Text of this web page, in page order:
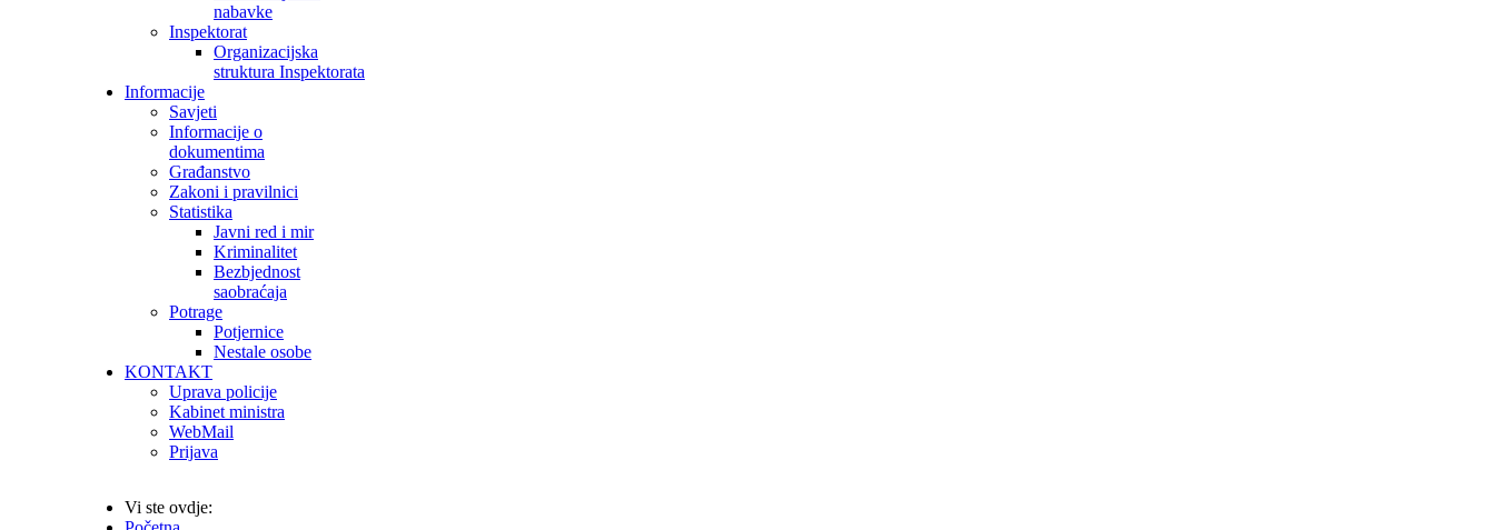
nabavke
Inspektorat
Organizacijska
struktura Inspektorata
Informacije
Savjeti
Informacije o
dokumentima
Građanstvo
Zakoni i pravilnici
Statistika
Javni red i mir
Kriminalitet
Bezbjednost
saobraćaja
Potrage
Potjernice
Nestale osobe
KONTAKT
Uprava policije
Kabinet ministra
WebMail
Prijava
Vi ste ovdje: